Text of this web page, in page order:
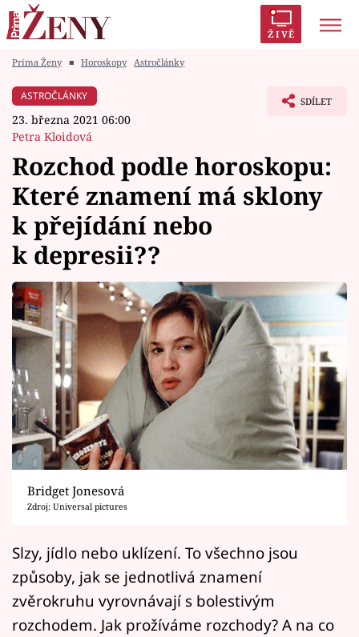
ŽIVĚ
Módní alarm
Témata
Celebrity
Vztahy
Seriály
Horoskopy
Sledujte prima+
Filmový festival Karlovy Vary
Přihlášení
Sledujte nás
Prima Ženy ■ Horoskopy Astročlánky
ASTROČLÁNKY
23. března 2021 06:00
Petra Kloidová
SDÍLET
Rozchod podle horoskopu:
Které znamení má sklony
k přejídání nebo
k depresii??
Bridget Jonesová
Zdroj: Universal pictures
Slzy, jídlo nebo uklízení. To všechno jsou
způsoby, jak se jednotlivá znamení
zvěrokruhu vyrovnávají s bolestivým
rozchodem. Jak prožíváme rozchody? A na co